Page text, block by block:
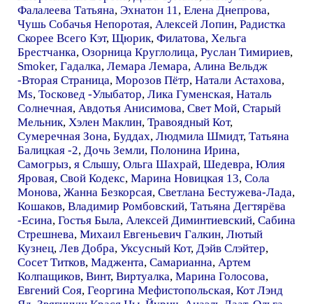
Фалалеева Татьяна, Эхнатон 11, Елена Днепрова,
Чушь Собачья Непоротая, Алексей Лопин, Радистка
Скорее Всего Кэт, Щюрик, Филатова, Хельга
Брестчанка, Озорница Круглолица, Руслан Тимириев,
Smoker, Гадалка, Лемара Лемара, Алина Вельдж
-Вторая Страница, Морозов Пётр, Натали Астахова,
Ms, Тосковед -Улыбатор, Лика Гуменская, Наталь
Солнечная, Авдотья Анисимова, Свет Мой, Старый
Мельник, Хэлен Маклин, Травоядный Кот,
Сумеречная Зона, Буддах, Людмила Шмидт, Татьяна
Балицкая -2, Дочь Земли, Полонина Ирина,
Самогрыз, я Слышу, Ольга Шахрай, Шедевра, Юлия
Яровая, Свой Кодекс, Марина Новицкая 13, Сола
Монова, Жанна Безкорсая, Светлана Бестужева-Лада,
Кошаков, Владимир Ромбовский, Татьяна Дегтярёва
-Есина, Гостья Была, Алексей Диминтиевский, Сабина
Стрешнева, Михаил Евгеньевич Галкин, Лютый
Кузнец, Лев Добра, Уксусный Кот, Дэйв Слэйтер,
Сосет Титков, Маджента, Самарианна, Артем
Колпащиков, Винт, Виртуалка, Марина Голосова,
Евгений Соя, Георгина Мефистопольская, Кот Лэнд